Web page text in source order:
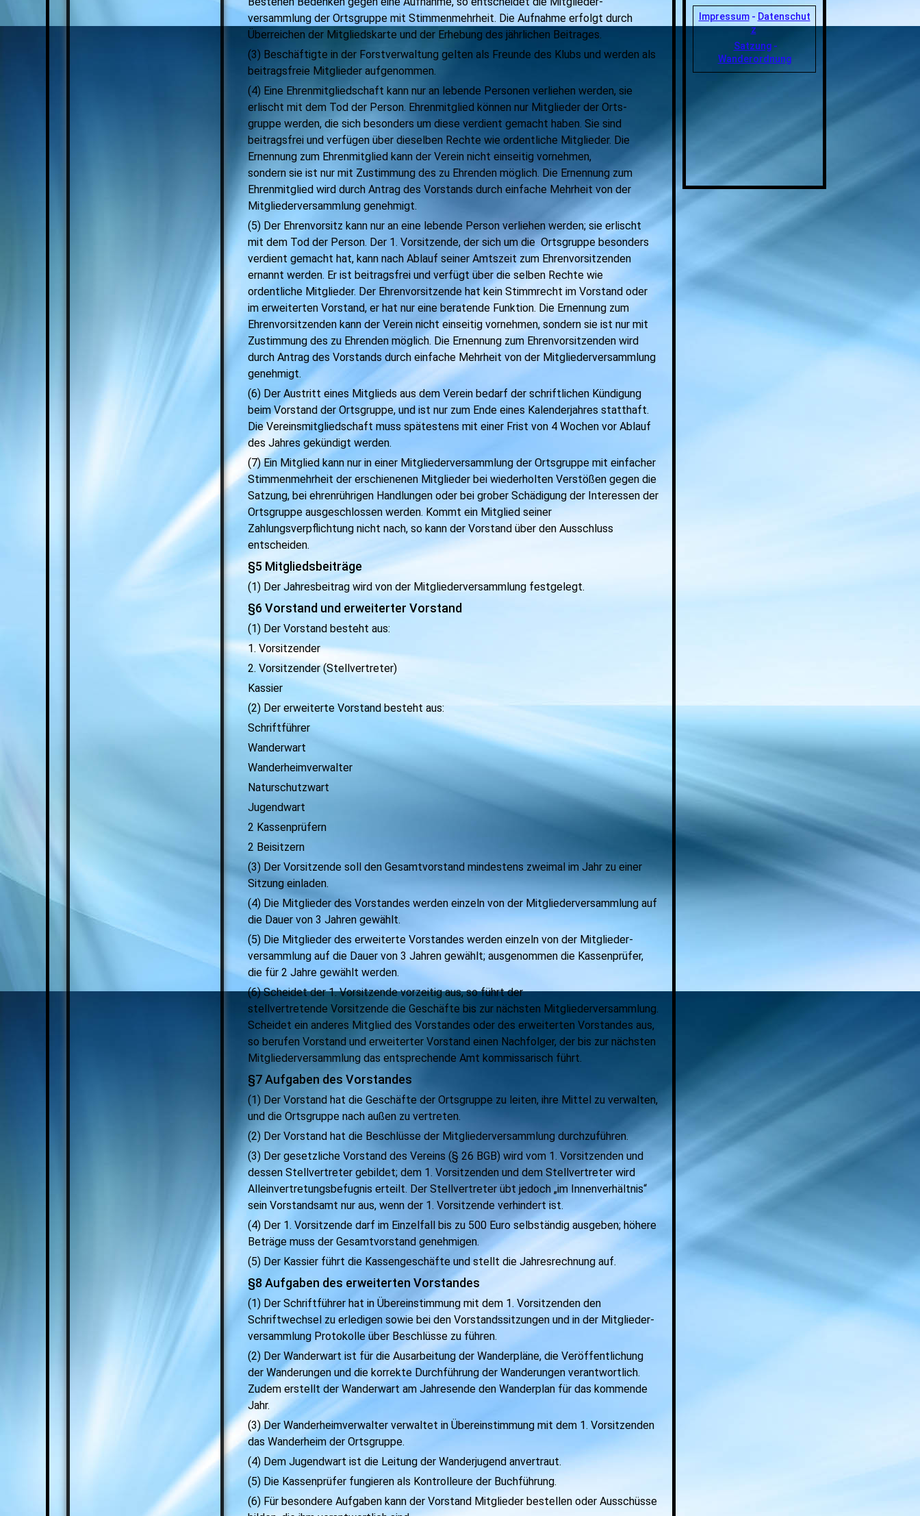
versammlung der Ortsgruppe mit Stimmenmehrheit. Die Aufnahme erfolgt durch
Überreichen der Mitgliedskarte und der Erhebung des jährlichen Beitrages.
(3) Beschäftigte in der Forstverwaltung gelten als Freunde des Klubs und werden als
beitragsfreie Mitglieder aufgenommen.
(4) Eine Ehrenmitgliedschaft kann nur an lebende Personen verliehen werden, sie
erlischt mit dem Tod der Person. Ehrenmitglied können nur Mitglieder der Orts-
gruppe werden, die sich besonders um diese verdient gemacht haben. Sie sind
beitragsfrei und verfügen über dieselben Rechte wie ordentliche Mitglieder. Die
Ernennung zum Ehrenmitglied kann der Verein nicht einseitig vornehmen,
sondern sie ist nur mit Zustimmung des zu Ehrenden möglich. Die Ernennung zum
Ehrenmitglied wird durch Antrag des Vorstands durch einfache Mehrheit von der
Mitgliederversammlung genehmigt.
(5) Der Ehrenvorsitz kann nur an eine lebende Person verliehen werden; sie erlischt
mit dem Tod der Person. Der 1. Vorsitzende, der sich um die Ortsgruppe besonders
verdient gemacht hat, kann nach Ablauf seiner Amtszeit zum Ehrenvorsitzenden
ernannt werden. Er ist beitragsfrei und verfügt über die selben Rechte wie
ordentliche Mitglieder. Der Ehrenvorsitzende hat kein Stimmrecht im Vorstand oder
im erweiterten Vorstand, er hat nur eine beratende Funktion. Die Ernennung zum
Ehrenvorsitzenden kann der Verein nicht einseitig vornehmen, sondern sie ist nur mit
Zustimmung des zu Ehrenden möglich. Die Ernennung zum Ehrenvorsitzenden wird
durch Antrag des Vorstands durch einfache Mehrheit von der Mitgliederversammlung
genehmigt.
(6) Der Austritt eines Mitglieds aus dem Verein bedarf der schriftlichen Kündigung
beim Vorstand der Ortsgruppe, und ist nur zum Ende eines Kalenderjahres statthaft.
Die Vereinsmitgliedschaft muss spätestens mit einer Frist von 4 Wochen vor Ablauf
des Jahres gekündigt werden.
(7) Ein Mitglied kann nur in einer Mitgliederversammlung der Ortsgruppe mit einfacher
Stimmenmehrheit der erschienenen Mitglieder bei wiederholten Verstößen gegen die
Satzung, bei ehrenrührigen Handlungen oder bei grober Schädigung der Interessen der
Ortsgruppe ausgeschlossen werden. Kommt ein Mitglied seiner
Zahlungsverpflichtung nicht nach, so kann der Vorstand über den Ausschluss
entscheiden.
§5 Mitgliedsbeiträge
(1) Der Jahresbeitrag wird von der Mitgliederversammlung festgelegt.
§6 Vorstand und erweiterter Vorstand
(1) Der Vorstand besteht aus:
1. Vorsitzender
2. Vorsitzender (Stellvertreter)
Kassier
(2) Der erweiterte Vorstand besteht aus:
Schriftführer
Wanderwart
Wanderheimverwalter
Naturschutzwart
Jugendwart
2 Kassenprüfern
2 Beisitzern
(3) Der Vorsitzende soll den Gesamtvorstand mindestens zweimal im Jahr zu einer
Sitzung einladen.
(4) Die Mitglieder des Vorstandes werden einzeln von der Mitgliederversammlung auf
die Dauer von 3 Jahren gewählt.
(5) Die Mitglieder des erweiterte Vorstandes werden einzeln von der Mitglieder-
versammlung auf die Dauer von 3 Jahren gewählt; ausgenommen die Kassenprüfer,
die für 2 Jahre gewählt werden.
(6) Scheidet der 1. Vorsitzende vorzeitig aus, so führt der
stellvertretende Vorsitzende die Geschäfte bis zur nächsten Mitgliederversammlung.
Scheidet ein anderes Mitglied des Vorstandes oder des erweiterten Vorstandes aus,
so berufen Vorstand und erweiterter Vorstand einen Nachfolger, der bis zur nächsten
Mitgliederversammlung das entsprechende Amt kommissarisch führt.
§7 Aufgaben des Vorstandes
(1) Der Vorstand hat die Geschäfte der Ortsgruppe zu leiten, ihre Mittel zu verwalten,
und die Ortsgruppe nach außen zu vertreten.
(2) Der Vorstand hat die Beschlüsse der Mitgliederversammlung durchzuführen.
(3) Der gesetzliche Vorstand des Vereins (§ 26 BGB) wird vom 1. Vorsitzenden und
dessen Stellvertreter gebildet; dem 1. Vorsitzenden und dem Stellvertreter wird
Alleinvertretungsbefugnis erteilt. Der Stellvertreter übt jedoch „im Innenverhältnis“
sein Vorstandsamt nur aus, wenn der 1. Vorsitzende verhindert ist.
(4) Der 1. Vorsitzende darf im Einzelfall bis zu 500 Euro selbständig ausgeben; höhere
Beträge muss der Gesamtvorstand genehmigen.
(5) Der Kassier führt die Kassengeschäfte und stellt die Jahresrechnung auf.
§8 Aufgaben des erweiterten Vorstandes
(1) Der Schriftführer hat in Übereinstimmung mit dem 1. Vorsitzenden den
Schriftwechsel zu erledigen sowie bei den Vorstandssitzungen und in der Mitglieder-
versammlung Protokolle über Beschlüsse zu führen.
(2) Der Wanderwart ist für die Ausarbeitung der Wanderpläne, die Veröffentlichung
der Wanderungen und die korrekte Durchführung der Wanderungen verantwortlich.
Zudem erstellt der Wanderwart am Jahresende den Wanderplan für das kommende
Jahr.
(3) Der Wanderheimverwalter verwaltet in Übereinstimmung mit dem 1. Vorsitzenden
das Wanderheim der Ortsgruppe.
(4) Dem Jugendwart ist die Leitung der Wanderjugend anvertraut.
(5) Die Kassenprüfer fungieren als Kontrolleure der Buchführung.
(6) Für besondere Aufgaben kann der Vorstand Mitglieder bestellen oder Ausschüsse
Impressum- Datenschut
z
Satzung-
Wanderordnung